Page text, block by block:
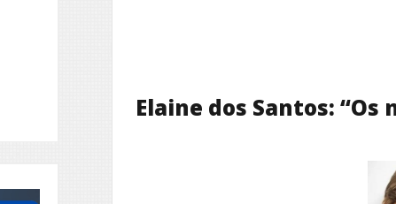
Elaine dos Santos: “Os